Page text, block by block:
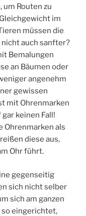
um Routen zu
im
müssen die
auch sanfter?
Bemalungen
an Bäumen oder
angenehm
gewissen
mit Ohrenmarken
keinen Fall!
Ohrenmarken als
diese aus,
Ohr führt.
gegenseitig
sich nicht selber
sich am ganzen
so eingerichtet,